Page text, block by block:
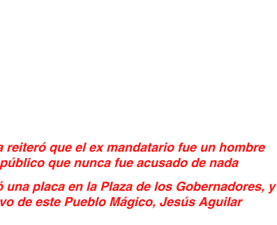
reiteró que el ex mandatario fue un hombre
que nunca fue acusado de nada
placa en la Plaza de los Gobernadores, y
de este Pueblo Mágico, Jesús Aguilar